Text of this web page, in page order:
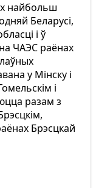
найбольш
Беларусі,
і ў
ЧАЭС раёнах
у Мінску і
і
разам з
Брэсцкай